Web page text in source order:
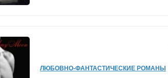
ЛЮБОВНО-ФАНТАСТИЧЕСКИЕ РОМАНЫ